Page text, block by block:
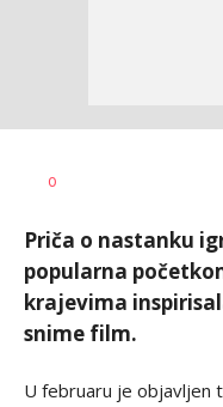
AUTOR
0
Priča o nastanku
popularna
krajevima
snime film.
U februaru je objavljen